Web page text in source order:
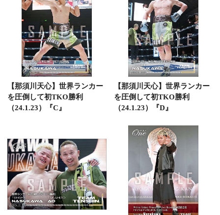
【那須川天心】世界ランカー
を圧倒して初TKO勝利
（24.1.23）『C』
【那須川天心】世界ランカー
を圧倒して初TKO勝利
（24.1.23）『D』